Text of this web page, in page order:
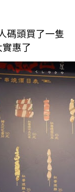
碼頭買了一隻
惠了